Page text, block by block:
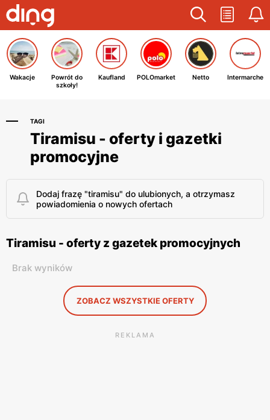
Wakacje
Powrót do
szkoły!
Kaufland POLOmarket Netto Intermarche
TAGI
Tiramisu - oferty i gazetki
promocyjne
Dodaj frazę "tiramisu" do ulubionych, a otrzymasz
powiadomienia o nowych ofertach
Tiramisu - oferty z gazetek promocyjnych
Brak wyników
ZOBACZ WSZYSTKIE OFERTY
REKLAMA